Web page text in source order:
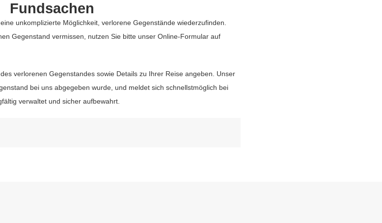
Fundsachen
unkomplizierte Möglichkeit, verlorene Gegenstände wiederzufinden.
Gegenstand vermissen, nutzen Sie bitte unser Online-Formular auf
verlorenen Gegenstandes sowie Details zu Ihrer Reise angeben. Unser
bei uns abgegeben wurde, und meldet sich schnellstmöglich bei
verwaltet und sicher aufbewahrt.